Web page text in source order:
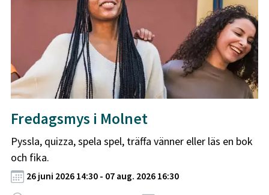
Fredagsmys i Molnet
Pyssla, quizza, spela spel, träffa vänner eller läs en bok
och fika.
26 juni 2026 14:30 - 07 aug. 2026 16:30